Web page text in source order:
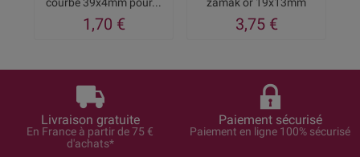
courbe 39x4mm pour...
1,70 €
zamak or 19x13mm
3,75 €
Livraison gratuite
En France à partir de 75 €
d'achats*
Paiement sécurisé
Paiement en ligne 100% sécurisé